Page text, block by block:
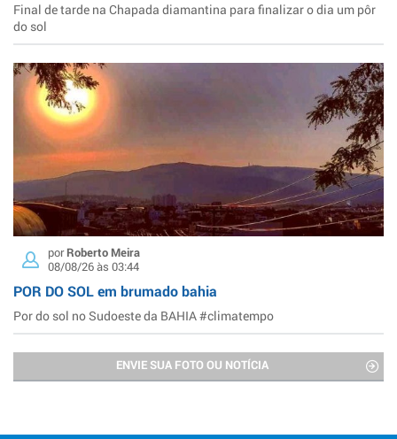
Final de tarde na Chapada diamantina para finalizar o dia um pôr
do sol
porRoberto Meira
08/08/26 às 03:44
POR DO SOL em brumado bahia
Por do sol no Sudoeste da BAHIA #climatempo
ENVIE SUA FOTO OU NOTÍCIA